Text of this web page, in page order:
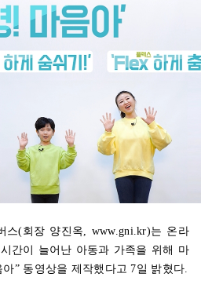
스(회장 양진옥, www.gni.kr)는 온라
간이 늘어난 아동과 가족을 위해 마
” 동영상을 제작했다고 7일 밝혔다.